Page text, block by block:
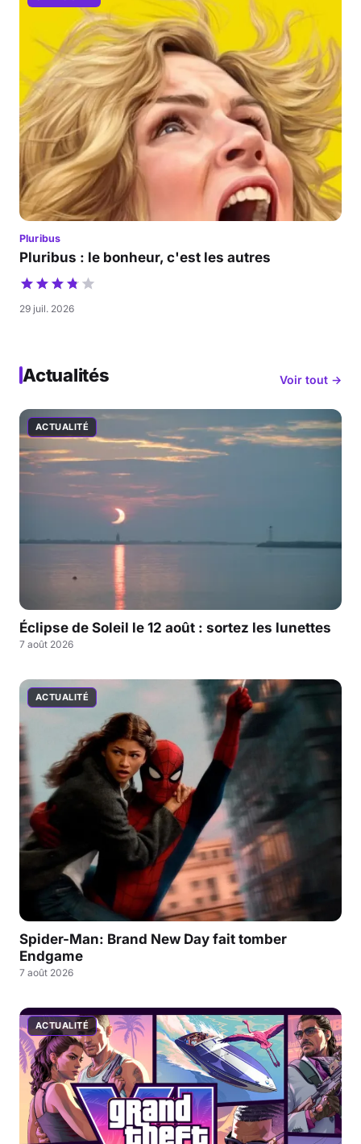
Pluribus
Pluribus : le bonheur, c'est les autres
29 juil. 2026
Actualités Voir tout →
ACTUALITÉ
Éclipse de Soleil le 12 août : sortez les lunettes
7 août 2026
ACTUALITÉ
Spider-Man: Brand New Day fait tomber
Endgame
7 août 2026
ACTUALITÉ